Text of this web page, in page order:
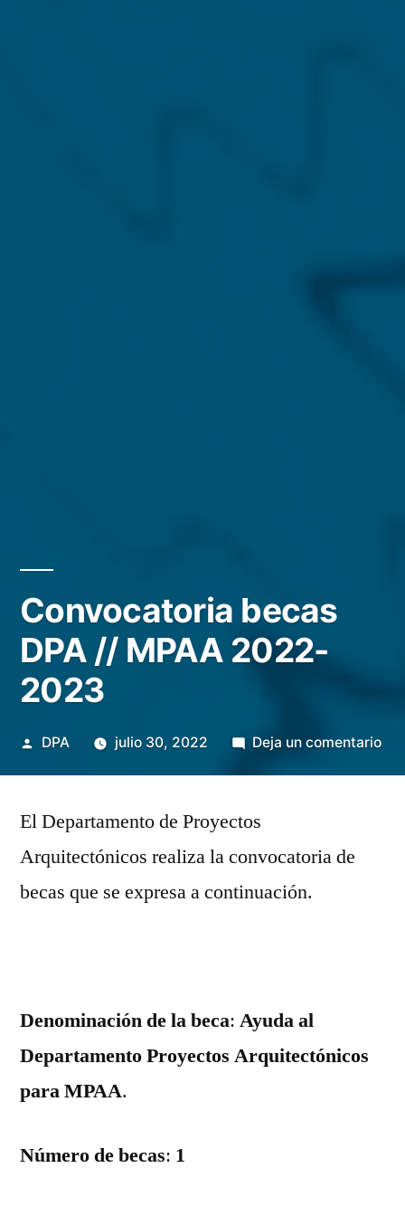
Convocatoria becas
DPA // MPAA 2022-
2023
Publicado
DPA julio 30, 2022 Deja un comentarioen
El Departamento de Proyectos
Arquitectónicos realiza la convocatoria de
becas que se expresa a continuación.
Denominación de la beca: Ayuda al
Departamento Proyectos Arquitectónicos
para MPAA.
Número de becas: 1